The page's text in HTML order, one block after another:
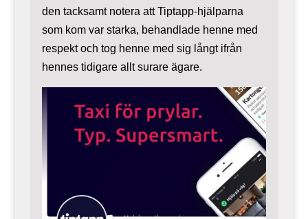
den tacksamt notera att Tiptapp-hjälparna
som kom var starka, behandlade henne med
respekt och tog henne med sig långt ifrån
hennes tidigare allt surare ägare.